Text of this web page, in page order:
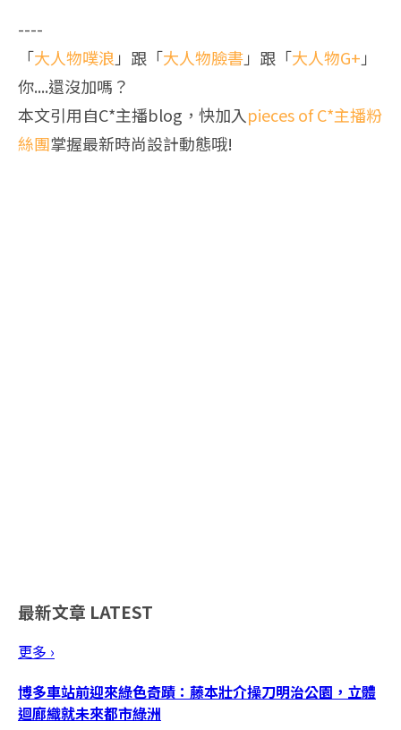
----
「大人物噗浪 」跟「大人物臉書」跟「大人物G+ 」
你....還沒加嗎？
本文引用自C*主播blog，快加入pieces of C*主播粉
絲團掌握最新時尚設計動態哦!
最新文章 LATEST
更多 ›
博多車站前迎來綠色奇蹟：藤本壯介操刀明治公園，立體
迴廊織就未來都市綠洲